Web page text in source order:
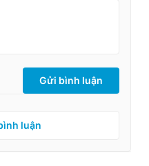
Gửi bình luận
luận